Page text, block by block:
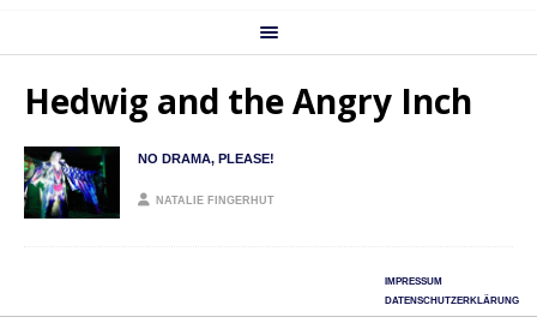
Hedwig and the Angry Inch
NO DRAMA, PLEASE!
NATALIE FINGERHUT
IMPRESSUM
DATENSCHUTZERKLÄRUNG